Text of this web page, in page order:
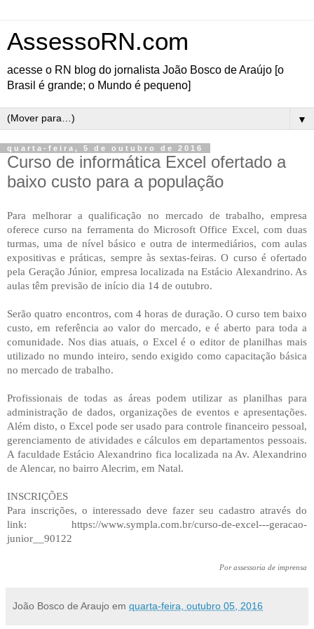
AssessoRN.com
acesse o RN blog do jornalista João Bosco de Araújo [o
Brasil é grande; o Mundo é pequeno]
▼
quarta-feira, 5 de outubro de 2016
Curso de informática Excel ofertado a
baixo custo para a população
Para melhorar a qualificação no mercado de trabalho, empresa
oferece curso na ferramenta do Microsoft Office Excel, com duas
turmas, uma de nível básico e outra de intermediários, com aulas
expositivas e práticas, sempre às sextas-feiras. O curso é ofertado
pela Geração Júnior, empresa localizada na Estácio Alexandrino. As
aulas têm previsão de início dia 14 de outubro.
Serão quatro encontros, com 4 horas de duração. O curso tem baixo
custo, em referência ao valor do mercado, e é aberto para toda a
comunidade. Nos dias atuais, o Excel é o editor de planilhas mais
utilizado no mundo inteiro, sendo exigido como capacitação básica
no mercado de trabalho.
Profissionais de todas as áreas podem utilizar as planilhas para
administração de dados, organizações de eventos e apresentações.
Além disto, o Excel pode ser usado para controle financeiro pessoal,
gerenciamento de atividades e cálculos em departamentos pessoais.
A faculdade Estácio Alexandrino fica localizada na Av. Alexandrino
de Alencar, no bairro Alecrim, em Natal.
INSCRIÇÕES
Para inscrições, o interessado deve fazer seu cadastro através do
link: https://www.sympla.com.br/curso-de-excel---geracao-
junior__90122
Por assessoria de imprensa
João Bosco de Araujo em quarta-feira, outubro 05, 2016